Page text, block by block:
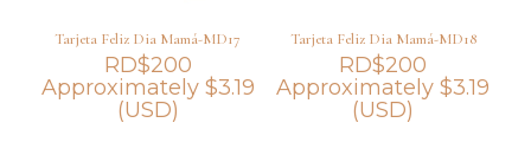
Tarjeta Feliz Dia Mamá-MD17
RD$200
Approximately $3.19
(USD)
Tarjeta Feliz Dia Mamá-MD18
RD$200
Approximately$3.19
(USD)